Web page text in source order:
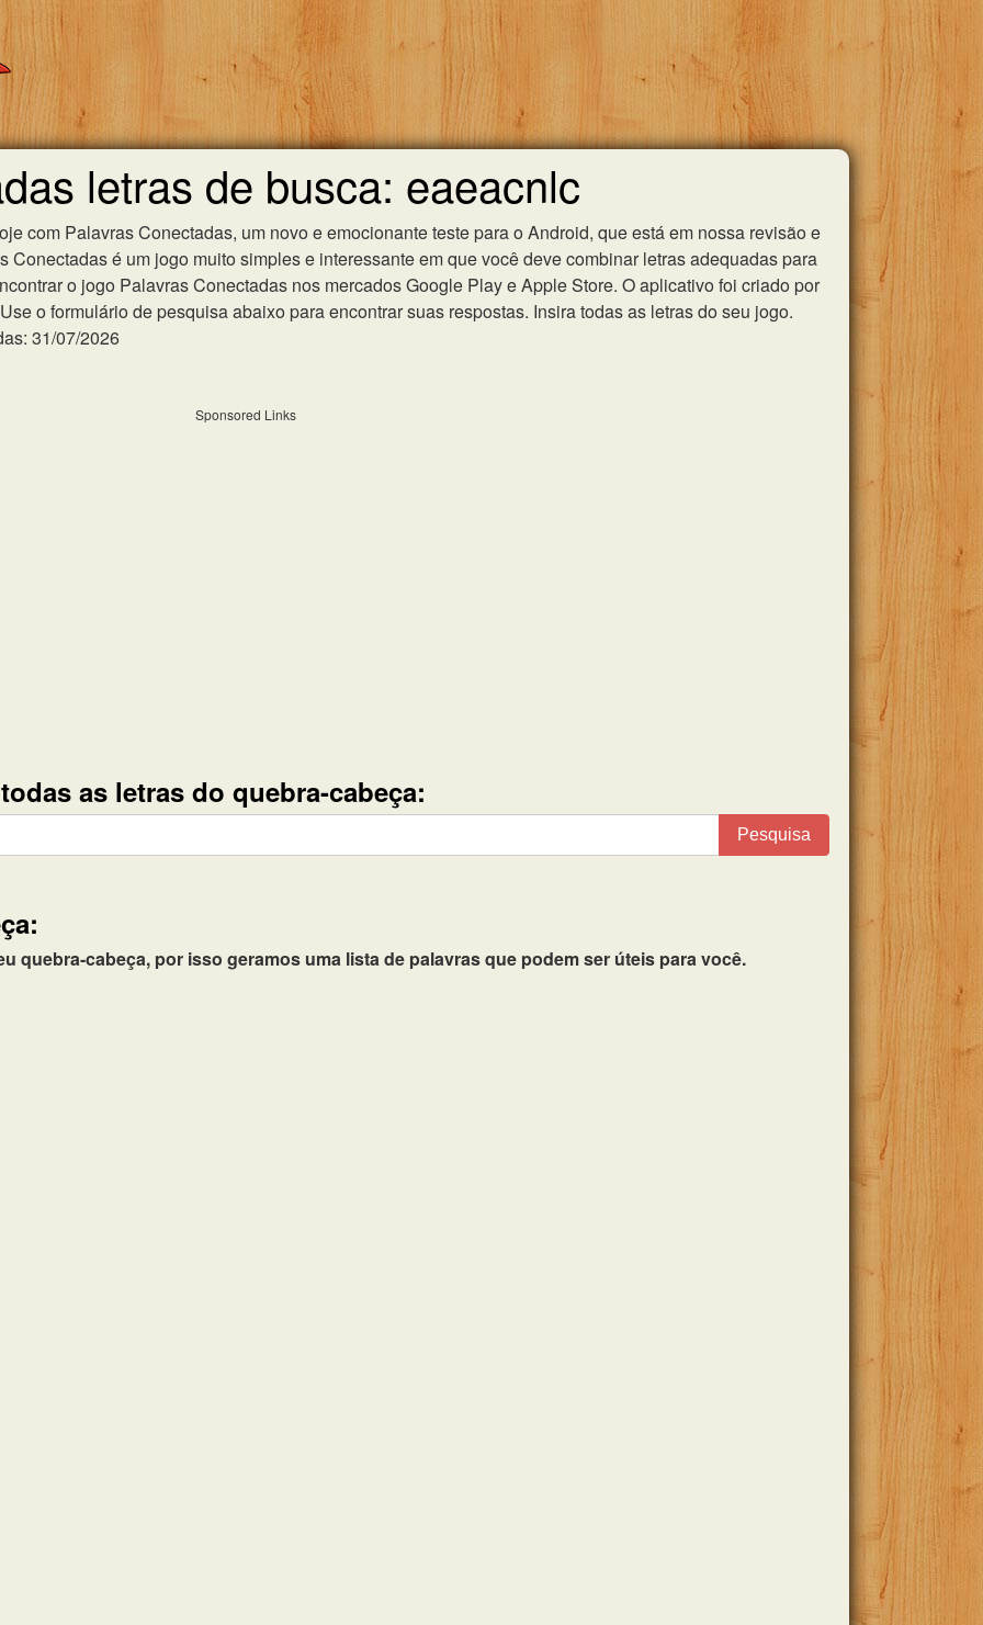
letras de busca: eaeacnlc
com Palavras Conectadas, um novo e emocionante teste para o Android, que está em nossa revisão e
Conectadas é um jogo muito simples e interessante em que você deve combinar letras adequadas para
o jogo Palavras Conectadas nos mercados Google Play e Apple Store. O aplicativo foi criado por
o formulário de pesquisa abaixo para encontrar suas respostas. Insira todas as letras do seu jogo.
31/07/2026
Sponsored Links
as letras do quebra-cabeça:
Pesquisa
quebra-cabeça, por isso geramos uma lista de palavras que podem ser úteis para você.